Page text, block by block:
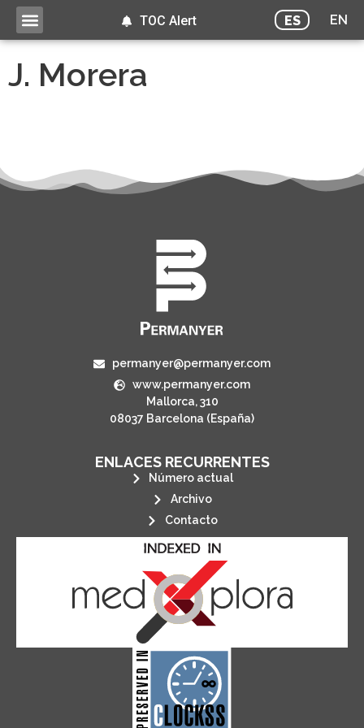
ES EN
TOC Alert
J. Morera
permanyer@permanyer.com
www.permanyer.com
Mallorca, 310
08037 Barcelona (España)
ENLACES RECURRENTES
Número actual
Archivo
Contacto
CLOCKSS is a dak archive that
ensures the long-term survival
of web-based scholary
publications, governed by and for
its stakeholders.